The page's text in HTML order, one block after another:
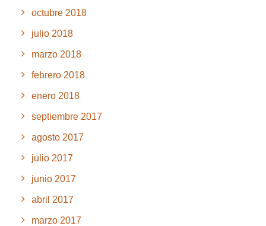
octubre 2018
julio 2018
marzo 2018
febrero 2018
enero 2018
septiembre 2017
agosto 2017
julio 2017
junio 2017
abril 2017
marzo 2017